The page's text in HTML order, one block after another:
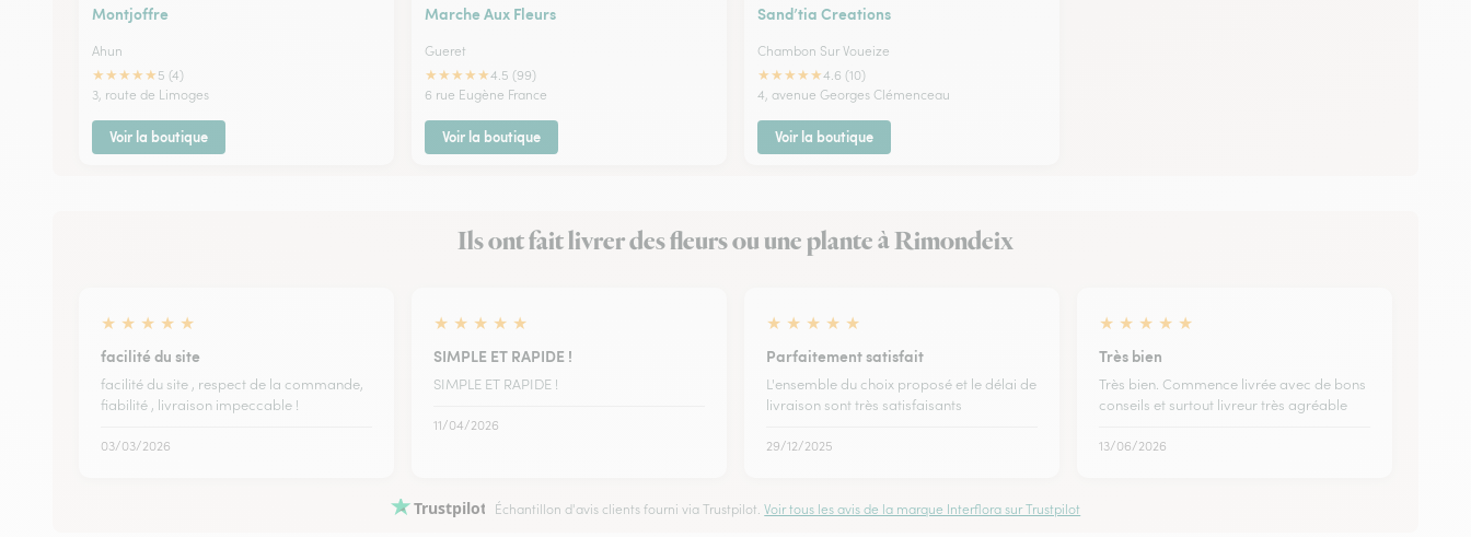
Montjoffre
Ahun
★★★★★ 5 (4)
3, route de Limoges
Voir la boutique
Marche Aux Fleurs
Gueret
★★★★★4.5 (99)
6 rue Eugène France
Voir la boutique
Sand’tia Creations
Chambon Sur Voueize
★★★★★4.6 (10)
4, avenue Georges Clémenceau
Voir la boutique
Ils ont fait livrer des fleurs ou une plante à Rimondeix
★ ★ ★ ★ ★
facilité du site
facilité du site , respect de la commande,
fiabilité , livraison impeccable !
03/03/2026
★ ★ ★ ★ ★
SIMPLE ET RAPIDE !
SIMPLE ET RAPIDE !
11/04/2026
★ ★ ★ ★ ★
Parfaitement satisfait
L'ensemble du choix proposé et le délai de
livraison sont très satisfaisants
29/12/2025
★ ★ ★ ★ ★
Très bien
Très bien. Commence livrée avec de bons
conseils et surtout livreur très agréable
13/06/2026
Trustpilot Échantillon d'avis clients fourni via Trustpilot.Voir tous les avis de la marque Interflora sur Trustpilot